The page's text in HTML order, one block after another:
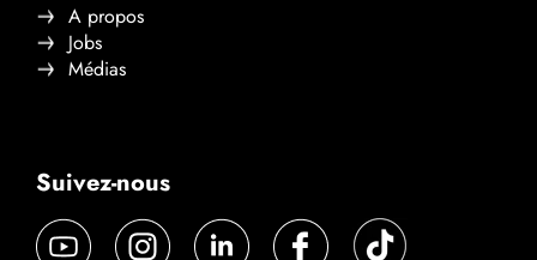
A propos
Jobs
Médias
Suivez-nous